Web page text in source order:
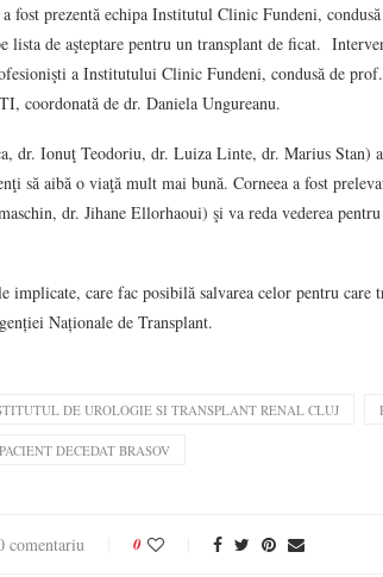
fost prezentă echipa Institutul Clinic Fundeni,
lista de aşteptare pentru un transplant de ficat.
a Institutului Clinic Fundeni, condusă de
coordonată de dr. Daniela Ungureanu.
dr. Ionuţ Teodoriu, dr. Luiza Linte, dr. Marius Stan)
să aibă o viaţă mult mai bună. Corneea a fost
dr. Jihane Ellorhaoui) şi va reda vederea
implicate, care fac posibilă salvarea celor pentru care
Naționale de Transplant.
DE UROLOGIE SI TRANSPLANT RENAL CLUJ
DECEDAT BRASOV
comentariu 0